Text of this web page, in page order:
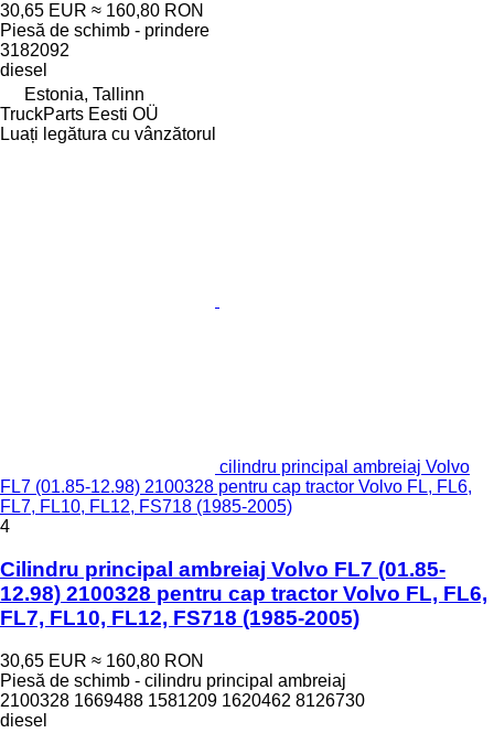
30,65 EUR ≈ 160,80 RON
Piesă de schimb - prindere
3182092
diesel
Estonia, Tallinn
TruckParts Eesti OÜ
Luați legătura cu vânzătorul
cilindru principal ambreiaj Volvo
FL7 (01.85-12.98) 2100328 pentru cap tractor Volvo FL, FL6,
FL7, FL10, FL12, FS718 (1985-2005)
4
Cilindru principal ambreiaj Volvo FL7 (01.85-
12.98) 2100328 pentru cap tractor Volvo FL, FL6,
FL7, FL10, FL12, FS718 (1985-2005)
30,65 EUR ≈ 160,80 RON
Piesă de schimb - cilindru principal ambreiaj
2100328 1669488 1581209 1620462 8126730
diesel